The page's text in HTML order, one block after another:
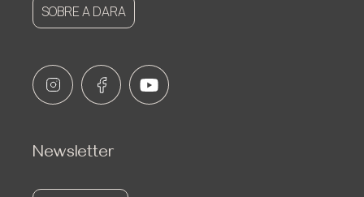
SOBRE A DARA
Newsletter